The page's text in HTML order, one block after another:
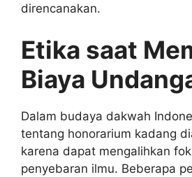
direncanakan.
Etika saat
Biaya
Dalam budaya dakwah
tentang honorarium kadang
karena dapat mengalihkan
penyebaran ilmu. Beberapa